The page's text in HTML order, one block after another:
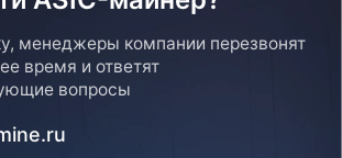
менеджеры компании перезвонят
время и ответят
вопросы